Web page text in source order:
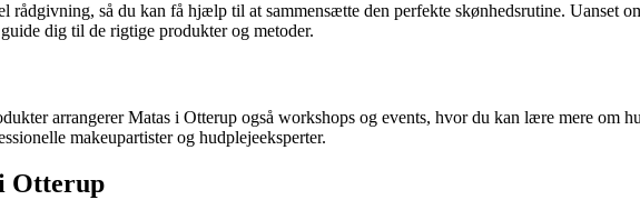
rådgivning, så du kan få hjælp til at sammensætte den perfekte skønhedsrutine. Uanset
dig til de rigtige produkter og metoder.
arrangerer Matas i Otterup også workshops og events, hvor du kan lære mere om
makeupartister og hudplejeeksperter.
Otterup